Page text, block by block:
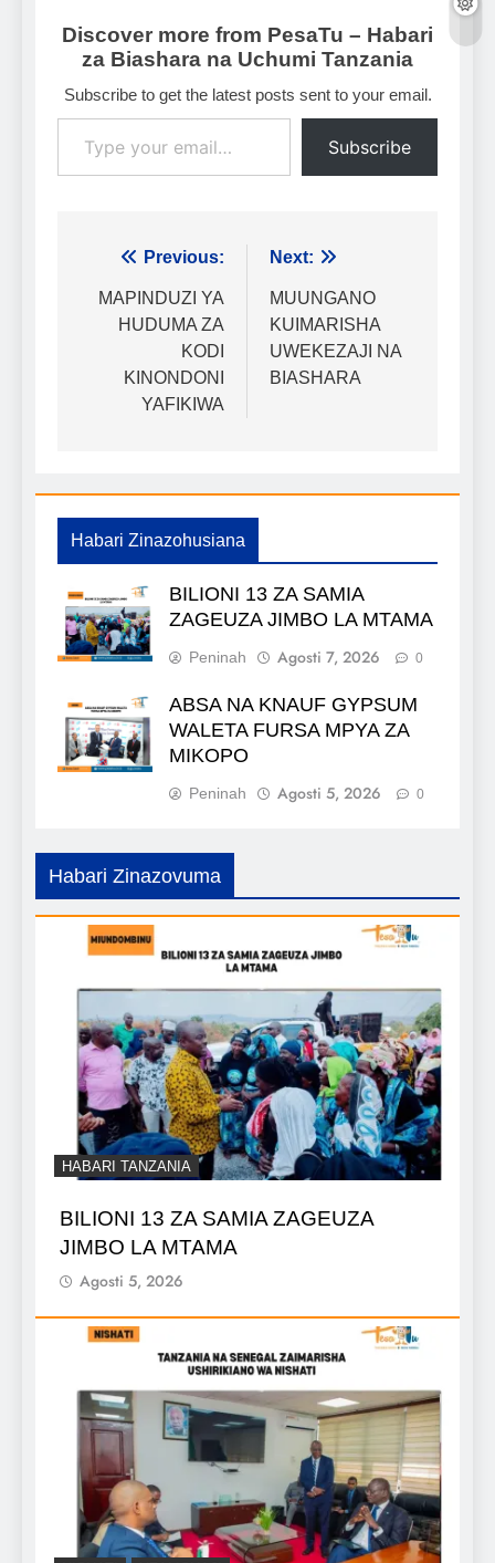
Discover more from PesaTu – Habari
za Biashara na Uchumi Tanzania
Subscribe to get the latest posts sent to your email.
Type your email…
Subscribe
Urambazaji
wa
chapisho
Previous:
MAPINDUZI YA
HUDUMA ZA
KODI
KINONDONI
YAFIKIWA
Next:
MUUNGANO
KUIMARISHA
UWEKEZAJI NA
BIASHARA
Habari Zinazohusiana
BILIONI 13 ZA SAMIA
ZAGEUZA JIMBO LA MTAMA
Peninah Agosti 7, 2026 0
ABSA NA KNAUF GYPSUM
WALETA FURSA MPYA ZA
MIKOPO
Peninah Agosti 5, 2026 0
Habari Zinazovuma
HABARI TANZANIA
BILIONI 13 ZA SAMIA ZAGEUZA
JIMBO LA MTAMA
Agosti 5, 2026